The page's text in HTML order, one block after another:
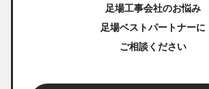
足場工事会社のお悩み
足場ベストパートナーに
ご相談ください